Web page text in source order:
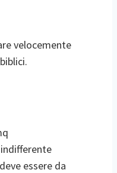
velocemente
essere da